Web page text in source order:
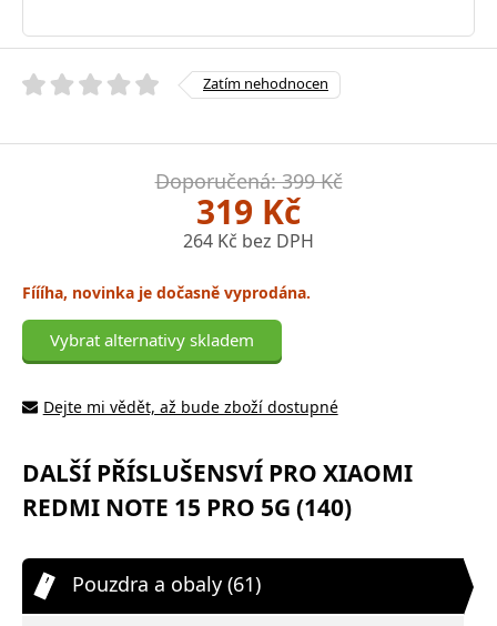
Zatím nehodnocen
Doporučená: 399 Kč
319 Kč
264 Kč bez DPH
Fíííha, novinka je dočasně vyprodána.
Vybrat alternativy skladem
Dejte mi vědět, až bude zboží dostupné
DALŠÍ PŘÍSLUŠENSVÍ PRO XIAOMI
REDMI NOTE 15 PRO 5G (140)
Pouzdra a obaly (61)